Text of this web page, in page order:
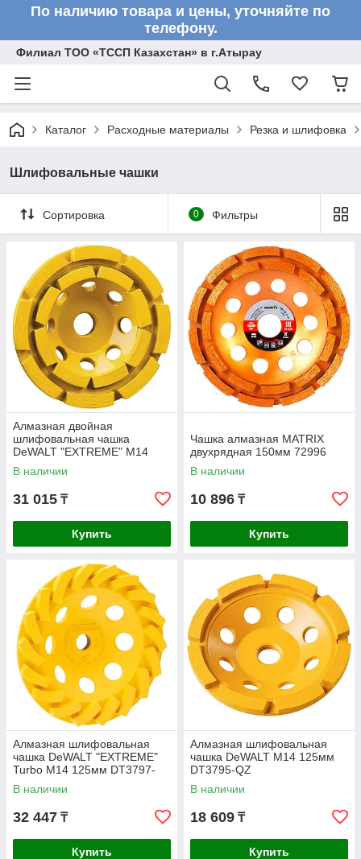
По наличию товара и цены, уточняйте по
телефону.
Филиал ТОО «ТССП Казахстан» в г.Атырау
Каталог Расходные материалы Резка и шлифовка
Шлифовальные чашки
Сортировка 0 Фильтры
Алмазная двойная
шлифовальная чашка
DeWALT "EXTREME" М14
125мм DT3796-QZ
В наличии
31 015 ₸
Купить
Чашка алмазная MATRIX
двухрядная 150мм 72996
В наличии
10 896 ₸
Купить
Алмазная шлифовальная
чашка DeWALT "EXTREME"
Turbo М14 125мм DT3797-
QZ
В наличии
32 447 ₸
Купить
Алмазная шлифовальная
чашка DeWALT М14 125мм
DT3795-QZ
В наличии
18 609 ₸
Купить